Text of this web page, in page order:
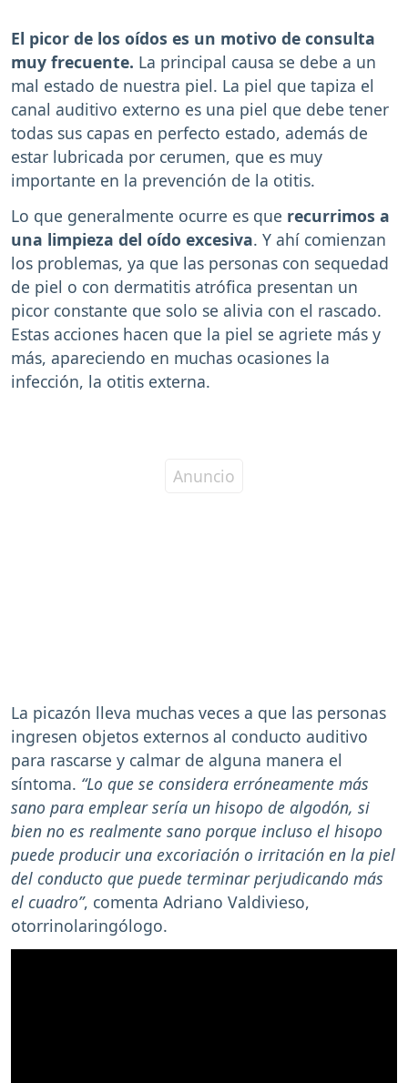
El picor de los oídos es un motivo de consulta
muy frecuente. La principal causa se debe a un
mal estado de nuestra piel. La piel que tapiza el
canal auditivo externo es una piel que debe tener
todas sus capas en perfecto estado, además de
estar lubricada por cerumen, que es muy
importante en la prevención de la otitis.
Lo que generalmente ocurre es que recurrimos a
una limpieza del oído excesiva. Y ahí comienzan
los problemas, ya que las personas con sequedad
de piel o con dermatitis atrófica presentan un
picor constante que solo se alivia con el rascado.
Estas acciones hacen que la piel se agriete más y
más, apareciendo en muchas ocasiones la
infección, la otitis externa.
La picazón lleva muchas veces a que las personas
ingresen objetos externos al conducto auditivo
para rascarse y calmar de alguna manera el
síntoma. “Lo que se considera erróneamente más
sano para emplear sería un hisopo de algodón, si
bien no es realmente sano porque incluso el hisopo
puede producir una excoriación o irritación en la piel
del conducto que puede terminar perjudicando más
el cuadro”, comenta Adriano Valdivieso,
otorrinolaringólogo.